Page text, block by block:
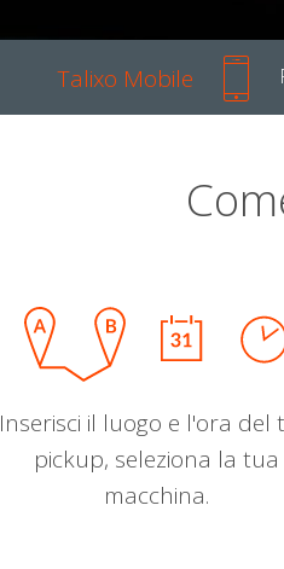
Talixo Mobile
Inserisci il luogo e l'ora del
pickup, seleziona la tua
macchina.